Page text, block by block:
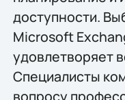
доступности.
Microsoft
удовлетворяет
Специалисты